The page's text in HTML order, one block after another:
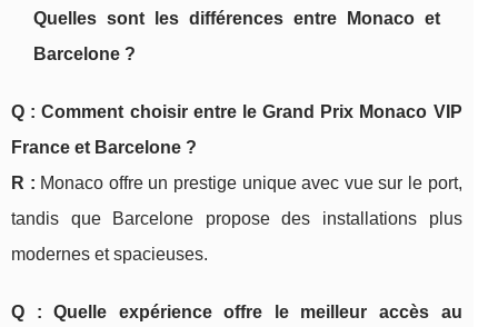
Quelles sont les différences entre Monaco et
Barcelone ?
Q : Comment choisir entre le Grand Prix Monaco VIP
France et Barcelone ?
R : Monaco offre un prestige unique avec vue sur le port,
tandis que Barcelone propose des installations plus
modernes et spacieuses.
Q : Quelle expérience offre le meilleur accès au